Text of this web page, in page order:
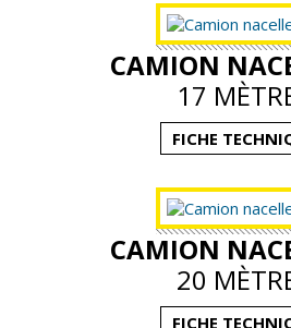
Petits
Qui sommes-
Nos
Actualités
CAMION
17
FICHE
CAMION
20
FICHE